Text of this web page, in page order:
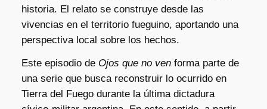
historia. El relato se construye desde las
vivencias en el territorio fueguino, aportando una
perspectiva local sobre los hechos.
Este episodio de Ojos que no venforma parte de
una serie que busca reconstruir lo ocurrido en
Tierra del Fuego durante la última dictadura